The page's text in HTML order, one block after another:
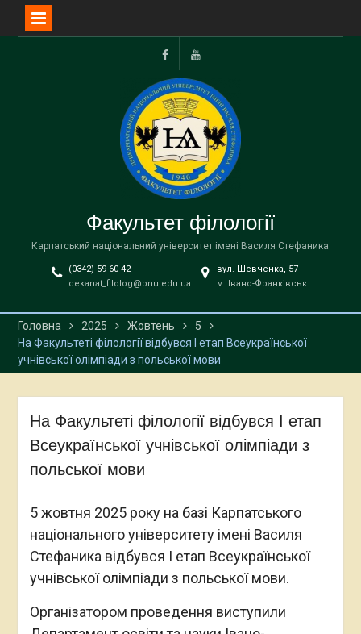
FacebookYouTube
Факультет філології
Карпатський національний університет імені Василя Стефаника
(0342) 59-60-42
dekanat_filolog@pnu.edu.ua
вул. Шевченка, 57
м. Івано-Франківськ
Головна 2025 Жовтень
5
На Факультеті філології відбувся І етап Всеукраїнської
учнівської олімпіади з польської мови
На Факультеті філології відбувся І етап
Всеукраїнської учнівської олімпіади з
польської мови
5 жовтня 2025 року на базі Карпатського
національного університету імені Василя
Стефаника відбувся І етап Всеукраїнської
учнівської олімпіади з польської мови.
Організатором проведення виступили